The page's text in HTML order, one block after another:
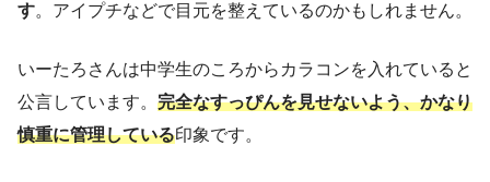
す。アイプチなどで目元を整えているのかもしれません。
いーたろさんは中学生のころからカラコンを入れていると
公言しています。 完全なすっぴんを見せないよう、かなり
慎重に管理している印象です。